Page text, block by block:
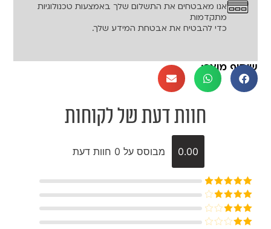
אנו מאבטחים את התשלום שלך באמצעות טכנולוגיות
מתקדמות
כדי להבטיח את אבטחת המידע שלך.
שיתוף מוצר:
חוות דעת של לקוחות
0.00 מבוסס על 0 חוות דעת
דורג5מתוך
דורג4
מתוך 5
דורג3